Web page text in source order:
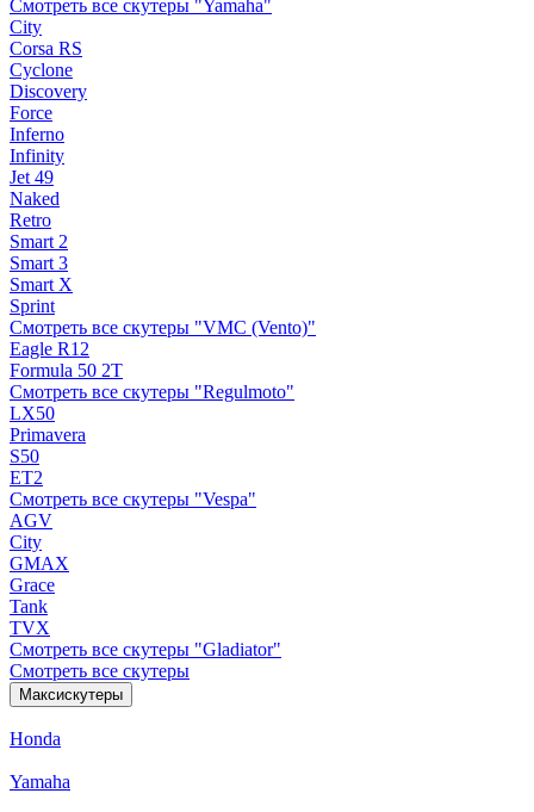
Смотреть все скутеры "Yamaha"
City
Corsa RS
Cyclone
Discovery
Force
Inferno
Infinity
Jet 49
Naked
Retro
Smart 2
Smart 3
Smart X
Sprint
Смотреть все скутеры "VMC (Vento)"
Eagle R12
Formula 50 2Т
Смотреть все скутеры "Regulmoto"
LX50
Primavera
S50
ET2
Смотреть все скутеры "Vespa"
AGV
City
GMAX
Grace
Tank
TVX
Смотреть все скутеры "Gladiator"
Смотреть все скутеры
Максискутеры
Honda
Yamaha